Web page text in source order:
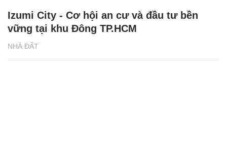
NHÀ ĐẤT
Izumi City - Cơ hội an cư và đầu tư bền
vững tại khu Đông TP.HCM